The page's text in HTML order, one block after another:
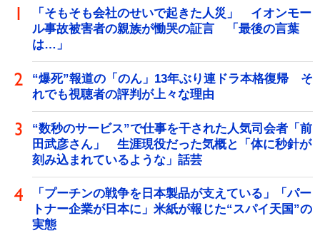
「そもそも会社のせいで起きた人災」 イオンモー
ル事故被害者の親族が慟哭の証言 「最後の言葉
は…」
“爆死”報道の「のん」13年ぶり連ドラ本格復帰 そ
れでも視聴者の評判が上々な理由
“数秒のサービス”で仕事を干された人気司会者「前
田武彦さん」 生涯現役だった気概と「体に秒針が
刻み込まれているような」話芸
「プーチンの戦争を日本製品が支えている」「パー
トナー企業が日本に」米紙が報じた“スパイ天国”の
実態